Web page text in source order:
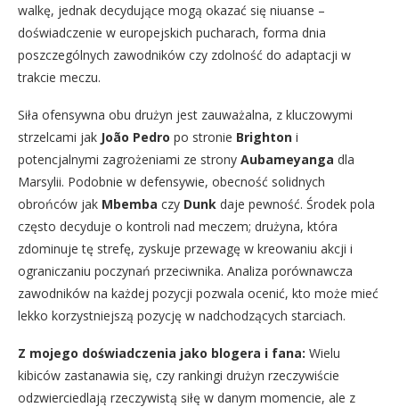
walkę, jednak decydujące mogą okazać się niuanse –
doświadczenie w europejskich pucharach, forma dnia
poszczególnych zawodników czy zdolność do adaptacji w
trakcie meczu.
Siła ofensywna obu drużyn jest zauważalna, z kluczowymi
strzelcami jak João Pedro po stronie Brighton i
potencjalnymi zagrożeniami ze strony Aubameyanga dla
Marsylii. Podobnie w defensywie, obecność solidnych
obrońców jak Mbemba czy Dunk daje pewność. Środek pola
często decyduje o kontroli nad meczem; drużyna, która
zdominuje tę strefę, zyskuje przewagę w kreowaniu akcji i
ograniczaniu poczynań przeciwnika. Analiza porównawcza
zawodników na każdej pozycji pozwala ocenić, kto może mieć
lekko korzystniejszą pozycję w nadchodzących starciach.
Z mojego doświadczenia jako blogera i fana: Wielu
kibiców zastanawia się, czy rankingi drużyn rzeczywiście
odzwierciedlają rzeczywistą siłę w danym momencie, ale z